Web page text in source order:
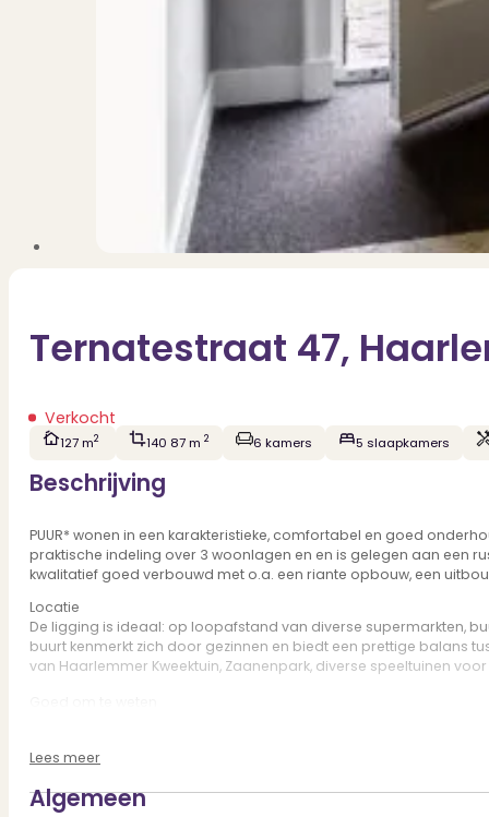
Ternatestraat 47,
Verkocht
127 m2 140 87 m2 6 kamers 5 slaapkamers
Beschrijving
PUUR* wonen in een karakteristieke, comfortabel en goed
praktische indeling over 3 woonlagen en en is gelegen aan een
kwalitatief goed verbouwd met o.a. een riante opbouw, een
Locatie
De ligging is ideaal: op loopafstand van diverse supermarkten,
buurt kenmerkt zich door gezinnen en biedt een prettige balans
van Haarlemmer Kweektuin, Zaanenpark, diverse speeltuinen
* Woning met 5 slaapkamers en 2 badkamers
* Zeer goed onderhouden woning
Lees meer
Algemeen